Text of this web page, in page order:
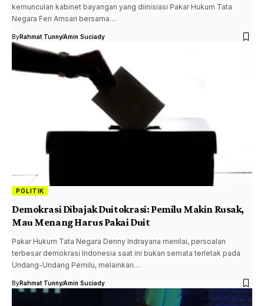
kemunculan kabinet bayangan yang diinisiasi Pakar Hukum Tata
Negara Feri Amsari bersama…
ByRahmat TunnyAmin Suciady
POLITIK
Demokrasi Dibajak Duitokrasi: Pemilu Makin Rusak,
Mau Menang Harus Pakai Duit
Pakar Hukum Tata Negara Denny Indrayana menilai, persoalan
terbesar demokrasi Indonesia saat ini bukan semata terletak pada
Undang-Undang Pemilu, melainkan…
ByRahmat TunnyAmin Suciady